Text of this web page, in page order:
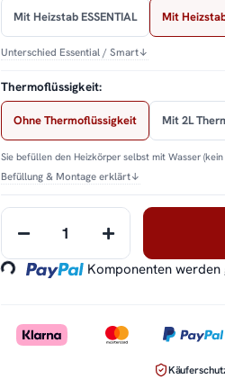
Mit Heizstab ESSENTIAL Mit
Unterschied Essential / Smart↓
Thermoflüssigkeit:
Ohne Thermoflüssigkeit Mit 2L
Sie befüllen den Heizkörper selbst mit Wasser
Befüllung & Montage erklärt↓
Loading... Komponenten werden